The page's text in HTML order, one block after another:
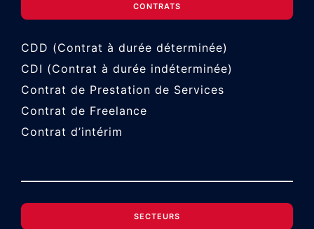
CONTRATS
CDD (Contrat à durée déterminée)
CDI (Contrat à durée indéterminée)
Contrat de Prestation de Services
Contrat de Freelance
Contrat d’intérim
SECTEURS